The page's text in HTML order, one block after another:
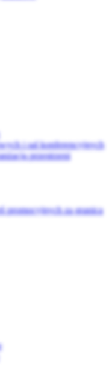
i sal konferencyjnych
przestrzeni
promocyjnych za granicą